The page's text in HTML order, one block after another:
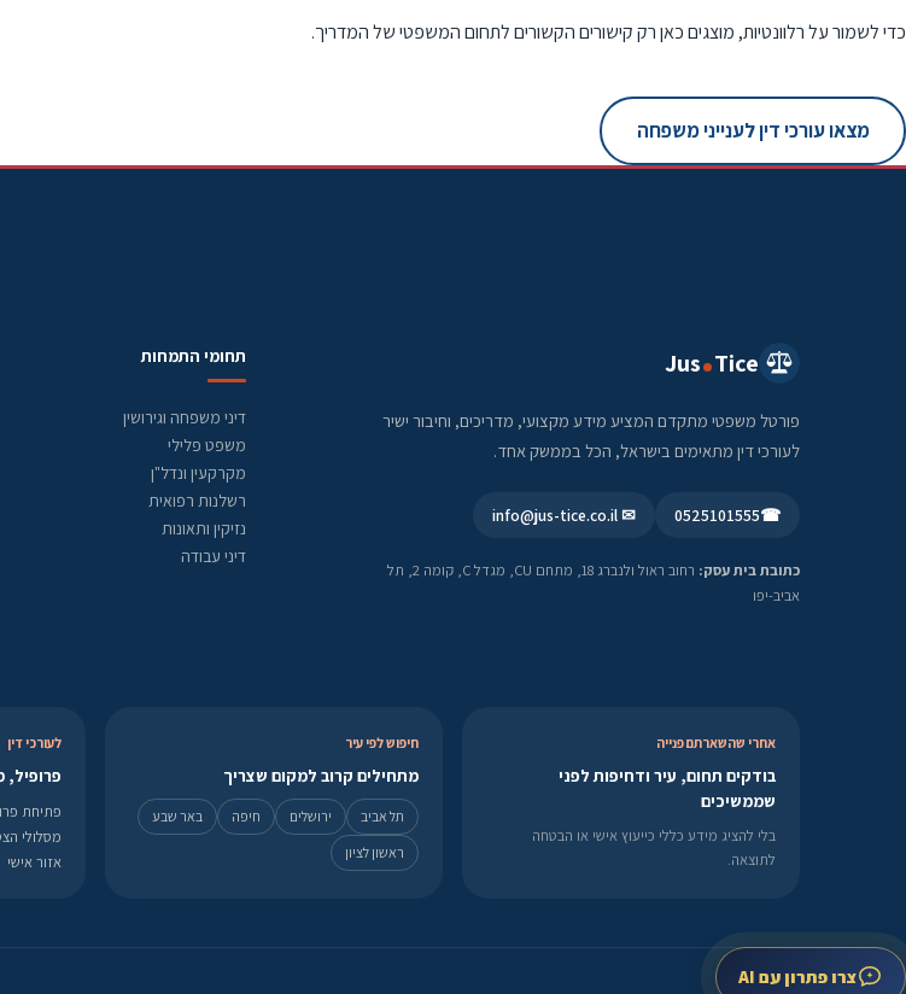
כדי לשמור על רלוונטיות, מוצגים כאן רק קישורים הקשורים לתחום המשפטי של המדריך.
מצאו עורכי דין לענייני משפחה
Jus Tice
פורטל משפטי מתקדם המציע מידע מקצועי, מדריכים, וחיבור ישיר
לעורכי דין מתאימים בישראל, הכל בממשק אחד.
☎
0525101555
✉ info@jus-tice.co.il
כתובת בית עסק:
רחוב ראול ולנברג 18, מתחם CU, מגדל C, קומה 2, תל
אביב-יפו
תחומי התמחות
דיני משפחה וגירושין
משפט פלילי
מקרקעין ונדל"ן
רשלנות רפואית
נזיקין ותאונות
דיני עבודה
אחרי שהשארתם פנייה
בודקים תחום, עיר ודחיפות לפני
שממשיכים
בלי להציג מידע כללי כייעוץ אישי או הבטחה
לתוצאה.
חיפוש לפי עיר
מתחילים קרוב למקום שצריך
תל אביב ירושלים חיפה
באר שבע
ראשון לציון
לעורכי דין
פרופיל,
פתיחת
מסלולי
אזור אישי
צרו פתרון עם AI